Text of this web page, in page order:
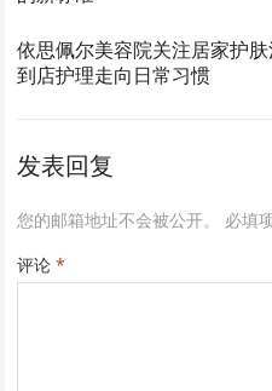
依思佩尔美容院关注居家护
到店护理走向日常习惯
发表回复
您的邮箱地址不会被公开。 必填
评论*